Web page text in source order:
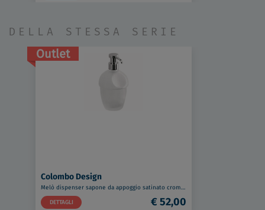
DELLA STESSA SERIE
Outlet
Colombo Design
Melò dispenser sapone da appoggio satinato cromato codice prod: B93050CR-VAN
DETTAGLI
€ 52,00